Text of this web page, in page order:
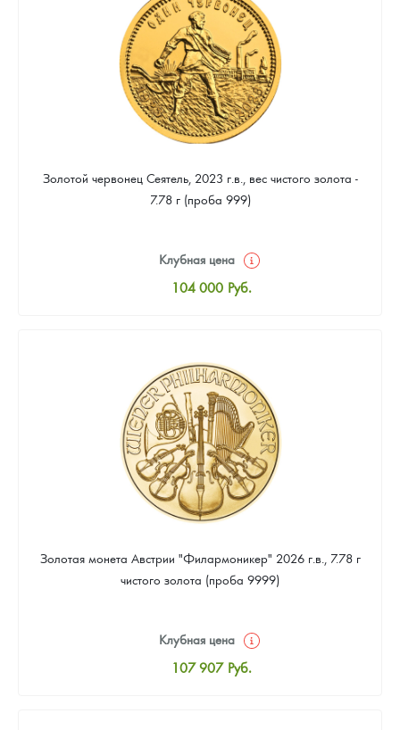
93 953 Руб.
Золотой червонец Сеятель, 2023 г.в., вес чистого золота -
7.78 г (проба 999)
Клубная цена
104 000 Руб.
Цена выкупа
93 953 Руб.
Золотая монета Австрии "Филармоникер" 2026 г.в., 7.78 г
чистого золота (проба 9999)
Клубная цена
107 907 Руб.